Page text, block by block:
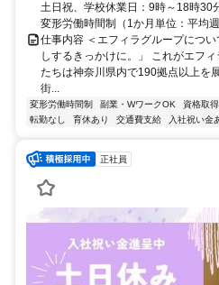
土日祝、学校休業日：9時～18時
変形労働時間制（1か月単位：平均
仕事内容 ＜エフィラグループにつ
しするきっかけに。」 これがエフ
たちは神奈川県内で190拠点以上を
街...
変形労働時間制 副業・WワークOK 資格取
転勤なし
育休あり 交通費支給 入社祝い金
正社員